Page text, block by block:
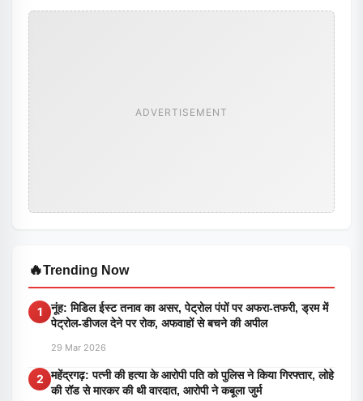
ADVERTISEMENT
🔥Trending Now
1
नूंह: मिडिल ईस्ट तनाव का असर, पेट्रोल पंपों पर अफरा-तफरी, ड्रम में
पेट्रोल-डीजल देने पर रोक, अफवाहों से बचने की अपील
29 Mar 2026
2
महेंद्रगढ़: पत्नी की हत्या के आरोपी पति को पुलिस ने किया गिरफ्तार, लोहे
की रॉड से मारकर की थी वारदात, आरोपी ने कबूला जुर्म